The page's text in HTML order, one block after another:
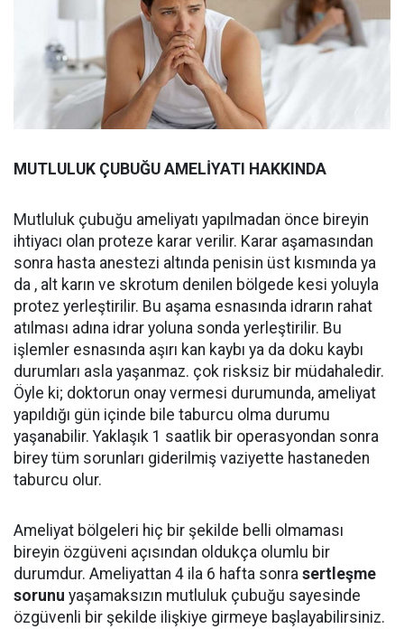
MUTLULUK ÇUBUĞU AMELİYATI HAKKINDA
Mutluluk çubuğu ameliyatı yapılmadan önce bireyin
ihtiyacı olan proteze karar verilir. Karar aşamasından
sonra hasta anestezi altında penisin üst kısmında ya
da , alt karın ve skrotum denilen bölgede kesi yoluyla
protez yerleştirilir. Bu aşama esnasında idrarın rahat
atılması adına idrar yoluna sonda yerleştirilir. Bu
işlemler esnasında aşırı kan kaybı ya da doku kaybı
durumları asla yaşanmaz. çok risksiz bir müdahaledir.
Öyle ki; doktorun onay vermesi durumunda, ameliyat
yapıldığı gün içinde bile taburcu olma durumu
yaşanabilir. Yaklaşık 1 saatlik bir operasyondan sonra
birey tüm sorunları giderilmiş vaziyette hastaneden
taburcu olur.
Ameliyat bölgeleri hiç bir şekilde belli olmaması
bireyin özgüveni açısından oldukça olumlu bir
durumdur. Ameliyattan 4 ila 6 hafta sonra sertleşme
sorunu yaşamaksızın mutluluk çubuğu sayesinde
özgüvenli bir şekilde ilişkiye girmeye başlayabilirsiniz.